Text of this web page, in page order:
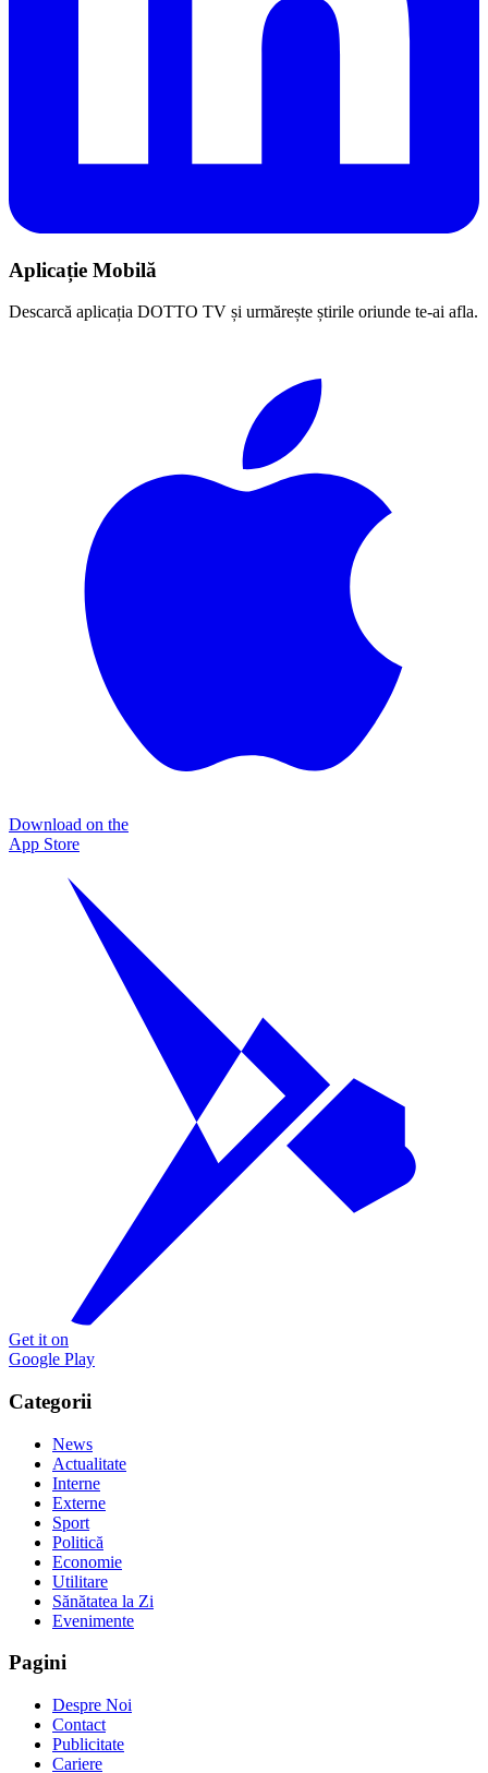
Aplicație Mobilă
Descarcă aplicația DOTTO TV și urmărește știrile oriunde te-ai afla.
Download on the
App Store
Get it on
Google Play
Categorii
News
Actualitate
Interne
Externe
Sport
Politică
Economie
Utilitare
Sănătatea la Zi
Evenimente
Pagini
Despre Noi
Contact
Publicitate
Cariere